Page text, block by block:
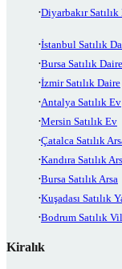
Diyarbakır Satılık
İstanbul Satılık
Bursa Satılık Daire
İzmir Satılık Daire
Antalya Satılık Ev
Mersin Satılık Ev
Çatalca Satılık
Kandıra Satılık
Bursa Satılık Arsa
Kuşadası Satılık
Bodrum Satılık
Kiralık